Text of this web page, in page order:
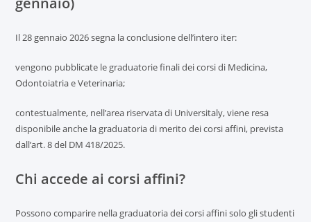
Il 28 gennaio 2026 segna la conclusione dell’intero iter:
vengono pubblicate le graduatorie finali dei corsi di Medicina,
Odontoiatria e Veterinaria;
contestualmente, nell’area riservata di Universitaly, viene resa
disponibile anche la graduatoria di merito dei corsi affini, prevista
dall’art. 8 del DM 418/2025.
Chi accede ai corsi affini?
Possono comparire nella graduatoria dei corsi affini solo gli studenti